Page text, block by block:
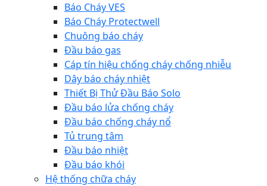
Báo Cháy VES
Báo Cháy Protectwell
Chuông báo cháy
Đầu báo gas
Cáp tín hiệu chống cháy chống nhiễu
Dây báo cháy nhiệt
Thiết Bị Thử Đầu Báo Solo
Đầu báo lửa chống cháy
Đầu báo chống cháy nổ
Tủ trung tâm
Đầu báo nhiệt
Đầu báo khói
Hệ thống chữa cháy